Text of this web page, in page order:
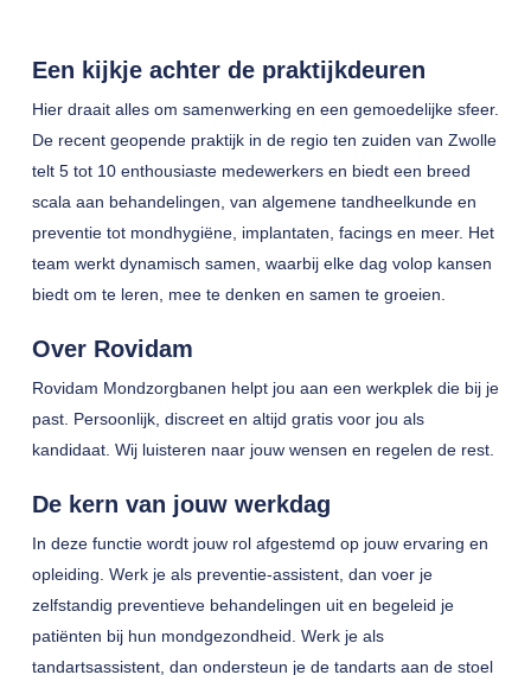
Een kijkje achter de praktijkdeuren
Hier draait alles om samenwerking en een gemoedelijke sfeer.
De recent geopende praktijk in de regio ten zuiden van Zwolle
telt 5 tot 10 enthousiaste medewerkers en biedt een breed
scala aan behandelingen, van algemene tandheelkunde en
preventie tot mondhygiëne, implantaten, facings en meer. Het
team werkt dynamisch samen, waarbij elke dag volop kansen
biedt om te leren, mee te denken en samen te groeien.
Over Rovidam
Rovidam Mondzorgbanen helpt jou aan een werkplek die bij je
past. Persoonlijk, discreet en altijd gratis voor jou als
kandidaat. Wij luisteren naar jouw wensen en regelen de rest.
De kern van jouw werkdag
In deze functie wordt jouw rol afgestemd op jouw ervaring en
opleiding. Werk je als preventie-assistent, dan voer je
zelfstandig preventieve behandelingen uit en begeleid je
patiënten bij hun mondgezondheid. Werk je als
tandartsassistent, dan ondersteun je de tandarts aan de stoel